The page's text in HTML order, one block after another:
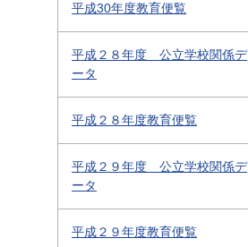
平成30年度教育便覧
平成２８年度 公立学校関係デ
ータ
平成２８年度教育便覧
平成２９年度 公立学校関係デ
ータ
平成２９年度教育便覧